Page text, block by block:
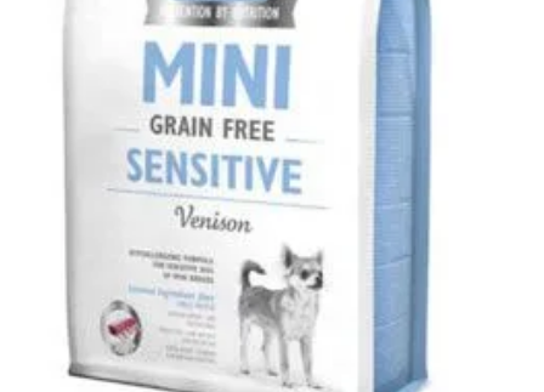
E-shop Veterix
777 319 517 (Po–Pá, 8–15h)
eshop@veterix.cz